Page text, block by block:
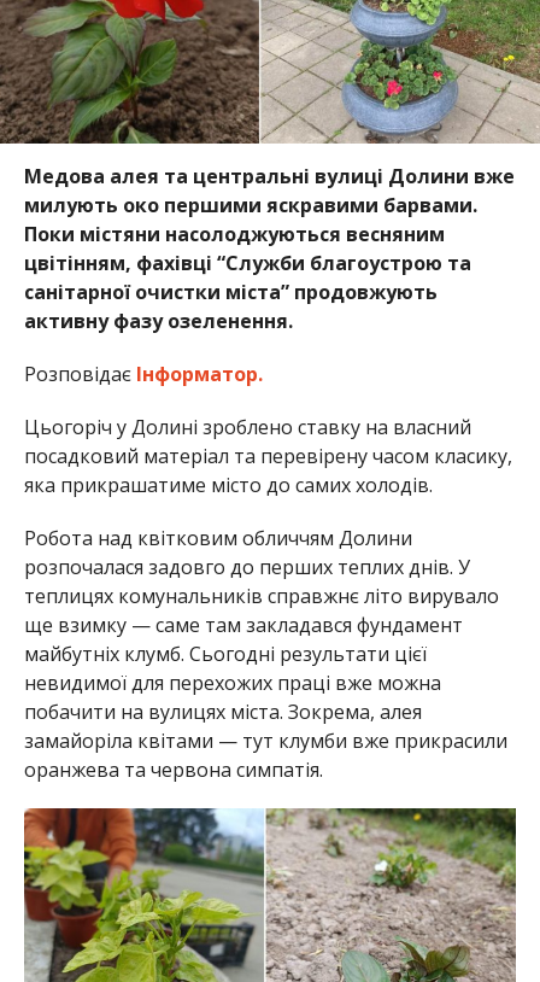
Медова алея та центральні вулиці Долини вже
милують око першими яскравими барвами.
Поки містяни насолоджуються весняним
цвітінням, фахівці “Служби благоустрою та
санітарної очистки міста” продовжують
активну фазу озеленення.
Розповідає Інформатор.
Цьогоріч у Долині зроблено ставку на власний
посадковий матеріал та перевірену часом класику,
яка прикрашатиме місто до самих холодів.
Робота над квітковим обличчям Долини
розпочалася задовго до перших теплих днів. У
теплицях комунальників справжнє літо вирувало
ще взимку — саме там закладався фундамент
майбутніх клумб. Сьогодні результати цієї
невидимої для перехожих праці вже можна
побачити на вулицях міста. Зокрема, алея
замайоріла квітами — тут клумби вже прикрасили
оранжева та червона симпатія.